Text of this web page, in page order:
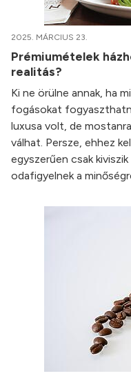
2025. MÁRCIUS 23.
Prémiumételek
realitás?
Ki ne örülne annak, ha
fogásokat
luxusa volt, de
válhat. Persze, ehhez
egyszerűen csak
odafigyelnek a